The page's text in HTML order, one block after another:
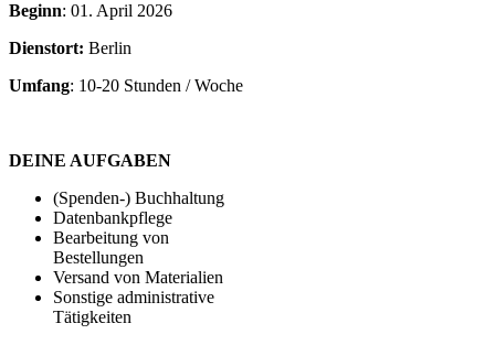
Beginn: 01. April 2026
Dienstort: Berlin
Umfang: 10-20 Stunden / Woche
DEINE AUFGABEN
(Spenden-) Buchhaltung
Datenbankpflege
Bearbeitung von
Bestellungen
Versand von Materialien
Sonstige administrative
Tätigkeiten